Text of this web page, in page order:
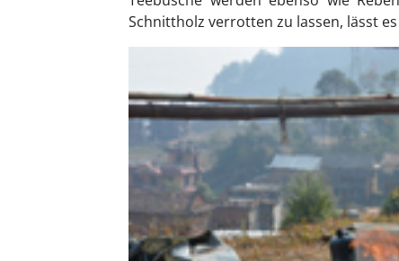
Schnittholz verrotten zu lassen, lässt